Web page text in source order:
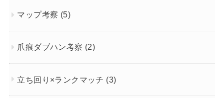
マップ考察 (5)
爪痕ダブハン考察 (2)
立ち回り×ランクマッチ (3)